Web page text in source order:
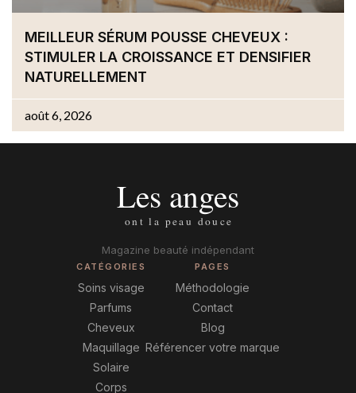
MEILLEUR SÉRUM POUSSE CHEVEUX :
STIMULER LA CROISSANCE ET DENSIFIER
NATURELLEMENT
août 6, 2026
Magazine beauté indépendant
CATÉGORIES
Soins visage
Parfums
Cheveux
Maquillage
Solaire
Corps
PAGES
Méthodologie
Contact
Blog
Référencer votre marque